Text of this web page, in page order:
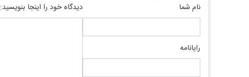
نام شما
رایانامه
دیدگاه خود را اینجا بنویسید: